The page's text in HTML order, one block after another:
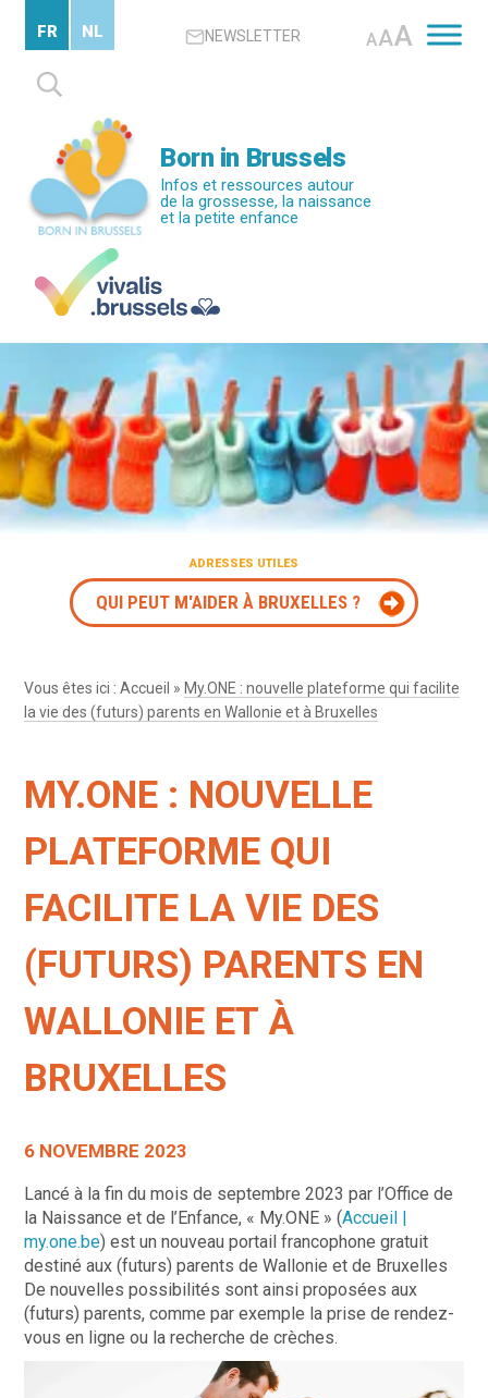
contenu
principal
NEWSLETTER AAA
Rechercher :
FR NL
Born in Brussels
Infos et ressources autour
de la grossesse, la naissance
et la petite enfance
ADRESSES UTILES
QUI PEUT M'AIDER À BRUXELLES ?
Vous êtes ici :Accueil » My.ONE : nouvelle plateforme qui facilite
la vie des (futurs) parents en Wallonie et à Bruxelles
MY.ONE : NOUVELLE
PLATEFORME QUI
FACILITE LA VIE DES
(FUTURS) PARENTS EN
WALLONIE ET À
BRUXELLES
6 NOVEMBRE 2023
Lancé à la fin du mois de septembre 2023 par l’Office de
la Naissance et de l’Enfance, « My.ONE » (Accueil |
my.one.be) estun nouveau portailfrancophonegratuit
destiné aux (futurs) parents de Wallonie etde Bruxelles
De nouvelles possibilités sont ainsi proposées aux
(futurs) parents, comme par exemple la prise de rendez-
vous en ligne ou la recherche de crèches.